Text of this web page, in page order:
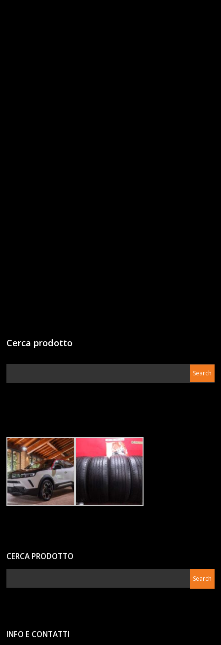
Cerca prodotto
CERCA PRODOTTO
INFO E CONTATTI